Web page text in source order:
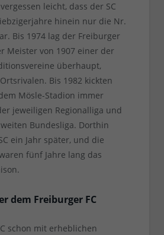
leicht, dass der SC
hinein nur die Nr.
Bis 1974 lag der Freiburger
Meister von 1907 einer der
überhaupt,
Bis 1982 kickten
Mösle-Stadion immer
jeweiligen Regionalliga und
Bundesliga. Dorthin
ein Jahr später, und die
fünf Jahre lang das
dem Freiburger FC
schon mit erheblichen